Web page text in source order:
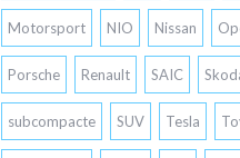
Motorsport NIO Nissan
Porsche Renault SAIC
subcompacte SUV Tesla